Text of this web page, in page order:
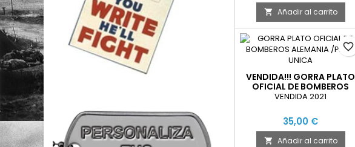
 Añadir al carrito
VENDIDA!!! GORRA PLATO
OFICIAL DE BOMBEROS
ALEMANIA
VENDIDA 2021
35,00 €
 Añadir al carrito
favorite_border